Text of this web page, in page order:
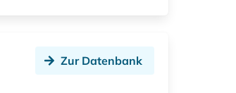
Zur Datenbank